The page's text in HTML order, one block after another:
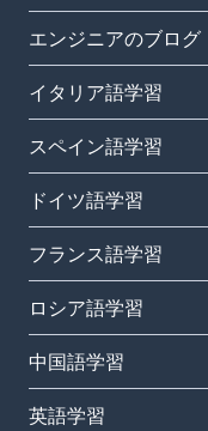
エンジニアのブログ
イタリア語学習
スペイン語学習
ドイツ語学習
フランス語学習
ロシア語学習
中国語学習
英語学習